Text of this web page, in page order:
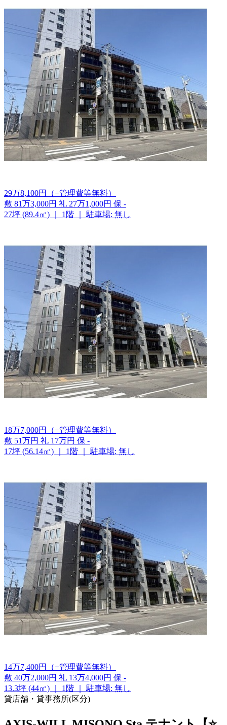
29万8,100円 （+管理費等無料）
敷 81万3,000円 礼 27万1,000円 保 -
27坪 (89.4㎡)
1階 駐車場: 無し
18万7,000円 （+管理費等無料）
敷 51万円 礼 17万円 保 -
17坪 (56.14㎡)
1階 駐車場: 無し
14万7,400円 （+管理費等無料）
敷 40万2,000円 礼 13万4,000円 保 -
13.3坪 (44㎡)
1階
駐車場: 無し
貸店舗・貸事務所(区分)